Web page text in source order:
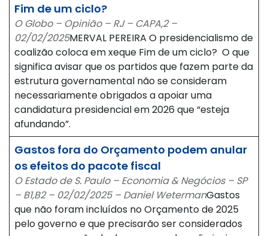
Fim de um ciclo?
O Globo – Opinião – RJ – CAPA,2 –
02/02/2025MERVAL PEREIRA O presidencialismo de
coalizão coloca em xeque Fim de um ciclo? O que
significa avisar que os partidos que fazem parte da
estrutura governamental não se consideram
necessariamente obrigados a apoiar uma
candidatura presidencial em 2026 que “esteja
afundando”.
Gastos fora do Orçamento podem anular
os efeitos do pacote fiscal
O Estado de S. Paulo – Economia & Negócios – SP
– B1,B2 – 02/02/2025 – Daniel WetermanGastos
que não foram incluídos no Orçamento de 2025
pelo governo e que precisarão ser considerados